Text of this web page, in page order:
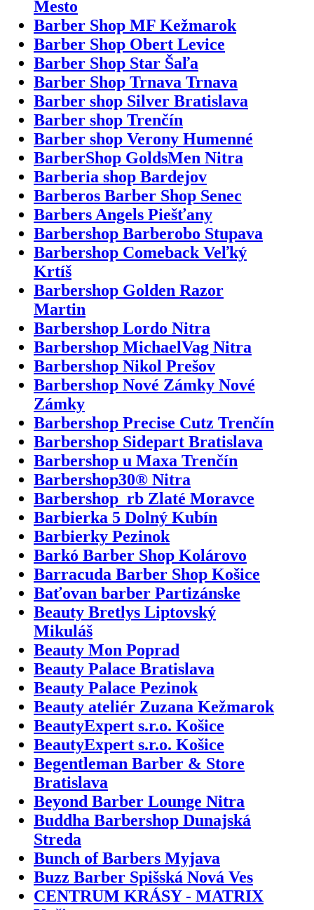
Mesto
Barber Shop MF Kežmarok
Barber Shop Obert Levice
Barber Shop Star Šaľa
Barber Shop Trnava Trnava
Barber shop Silver Bratislava
Barber shop Trenčín
Barber shop Verony Humenné
BarberShop GoldsMen Nitra
Barberia shop Bardejov
Barberos Barber Shop Senec
Barbers Angels Piešťany
Barbershop Barberobo Stupava
Barbershop Comeback Veľký
Krtíš
Barbershop Golden Razor
Martin
Barbershop Lordo Nitra
Barbershop MichaelVag Nitra
Barbershop Nikol Prešov
Barbershop Nové Zámky Nové
Zámky
Barbershop Precise Cutz Trenčín
Barbershop Sidepart Bratislava
Barbershop u Maxa Trenčín
Barbershop30® Nitra
Barbershop_rb Zlaté Moravce
Barbierka 5 Dolný Kubín
Barbierky Pezinok
Barkó Barber Shop Kolárovo
Barracuda Barber Shop Košice
Baťovan barber Partizánske
Beauty Bretlys Liptovský
Mikuláš
Beauty Mon Poprad
Beauty Palace Bratislava
Beauty Palace Pezinok
Beauty ateliér Zuzana Kežmarok
BeautyExpert s.r.o. Košice
BeautyExpert s.r.o. Košice
Begentleman Barber & Store
Bratislava
Beyond Barber Lounge Nitra
Buddha Barbershop Dunajská
Streda
Bunch of Barbers Myjava
Buzz Barber Spišská Nová Ves
CENTRUM KRÁSY - MATRIX